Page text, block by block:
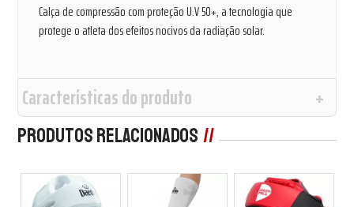
Calça de compressão com proteção U.V 50+, a tecnologia que
protege o atleta dos efeitos nocivos da radiação solar.
Características do produto
Produtos Relacionados